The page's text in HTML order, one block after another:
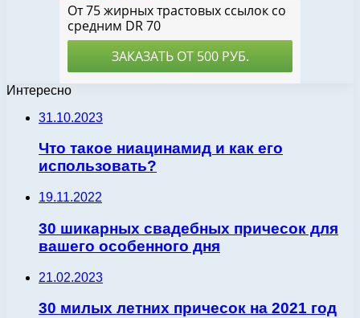
Интересно
31.10.2023
Что такое ниацинамид и как его
использовать?
19.11.2022
30 шикарных свадебных причесок для
вашего особенного дня
21.02.2023
30 милых летних причесок на 2021 год